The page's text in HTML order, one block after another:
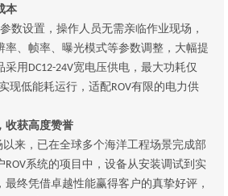
本
数设置，操作人员无需亲临作业现场，
率、帧率、曝光模式等参数调整，大幅提
采用 DC12-24V宽电压供电，最大功耗仅
现低能耗运行，适配ROV有限的电力供
收获高度赞誉
以来，已在全球多个海洋工程场景完成部
ROV系统的项目中，设备从安装调试到实
最终凭借卓越性能赢得客户的真挚好评，